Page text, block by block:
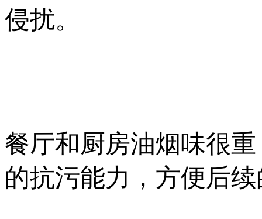
侵扰。
餐厅和厨房油烟味很
的抗污能力，方便后